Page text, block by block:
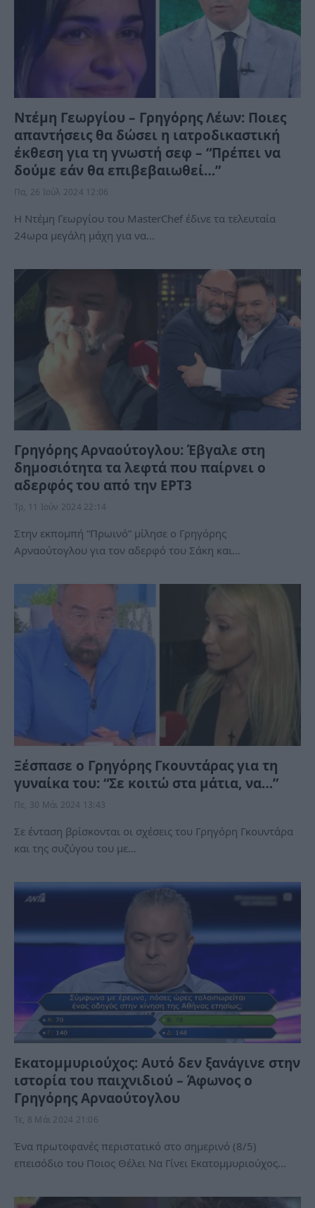
Ντέμη Γεωργίου – Γρηγόρης Λέων: Ποιες
απαντήσεις θα δώσει η ιατροδικαστική
έκθεση για τη γνωστή σεφ – “Πρέπει να
δούμε εάν θα επιβεβαιωθεί…”
Πα, 26 Ιούλ 2024 12:06
Η Ντέμη Γεωργίου του MasterChef έδινε τα τελευταία
24ωρα μεγάλη μάχη για να…
Γρηγόρης Αρναούτογλου: Έβγαλε στη
δημοσιότητα τα λεφτά που παίρνει ο
αδερφός του από την ΕΡΤ3
Τρ, 11 Ιούν 2024 22:14
Στην εκπομπή “Πρωινό” μίλησε ο Γρηγόρης
Αρναούτογλου για τον αδερφό του Σάκη και…
Ξέσπασε ο Γρηγόρης Γκουντάρας για τη
γυναίκα του: “Σε κοιτώ στα μάτια, να…”
Πε, 30 Μάι 2024 13:43
Σε ένταση βρίσκονται οι σχέσεις του Γρηγόρη Γκουντάρα
και της συζύγου του με…
Εκατομμυριούχος: Αυτό δεν ξανάγινε στην
ιστορία του παιχνιδιού – Άφωνος ο
Γρηγόρης Αρναούτογλου
Τε, 8 Μάι 2024 21:06
Ένα πρωτοφανές περιστατικό στο σημερινό (8/5)
επεισόδιο του Ποιος Θέλει Να Γίνει Εκατομμυριούχος…